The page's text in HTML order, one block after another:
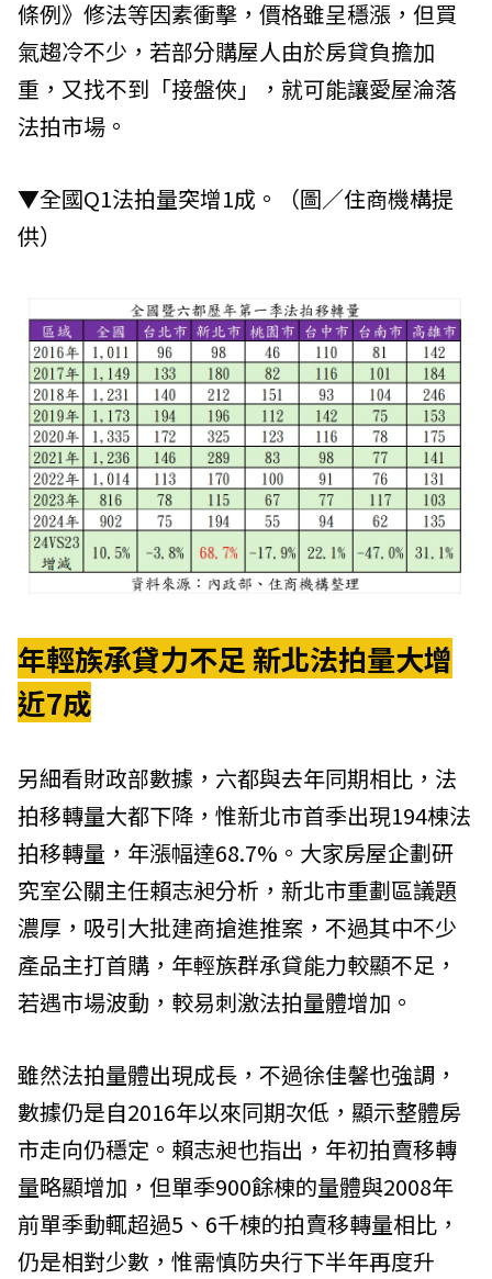
條例》修法等因素衝擊，價格雖呈穩漲，但買
氣趨冷不少，若部分購屋人由於房貸負擔加
重，又找不到「接盤俠」，就可能讓愛屋淪落
法拍市場。
▼全國Q1法拍量突增1成。（圖／住商機構提
供）
年輕族承貸力不足 新北法拍量大增
近7成
另細看財政部數據，六都與去年同期相比，法
拍移轉量大都下降，惟新北市首季出現194棟法
拍移轉量，年漲幅達68.7%。大家房屋企劃研
究室公關主任賴志昶分析，新北市重劃區議題
濃厚，吸引大批建商搶進推案，不過其中不少
產品主打首購，年輕族群承貸能力較顯不足，
若遇市場波動，較易刺激法拍量體增加。
雖然法拍量體出現成長，不過徐佳馨也強調，
數據仍是自2016年以來同期次低，顯示整體房
市走向仍穩定。賴志昶也指出，年初拍賣移轉
量略顯增加，但單季900餘棟的量體與2008年
前單季動輒超過5、6千棟的拍賣移轉量相比，
仍是相對少數，惟需慎防央行下半年再度升